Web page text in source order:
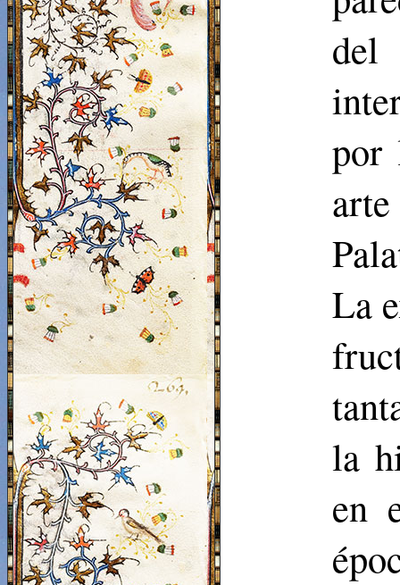
por
La
la
en